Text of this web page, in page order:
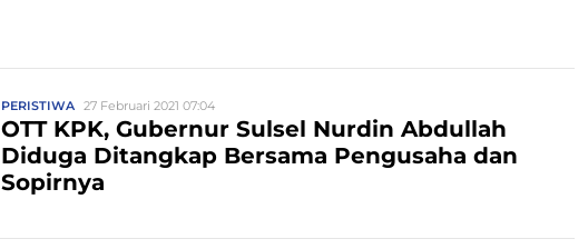
PERISTIWA 27 Februari 2021 07:04
OTT KPK, Gubernur Sulsel Nurdin Abdullah
Diduga Ditangkap Bersama Pengusaha dan
Sopirnya